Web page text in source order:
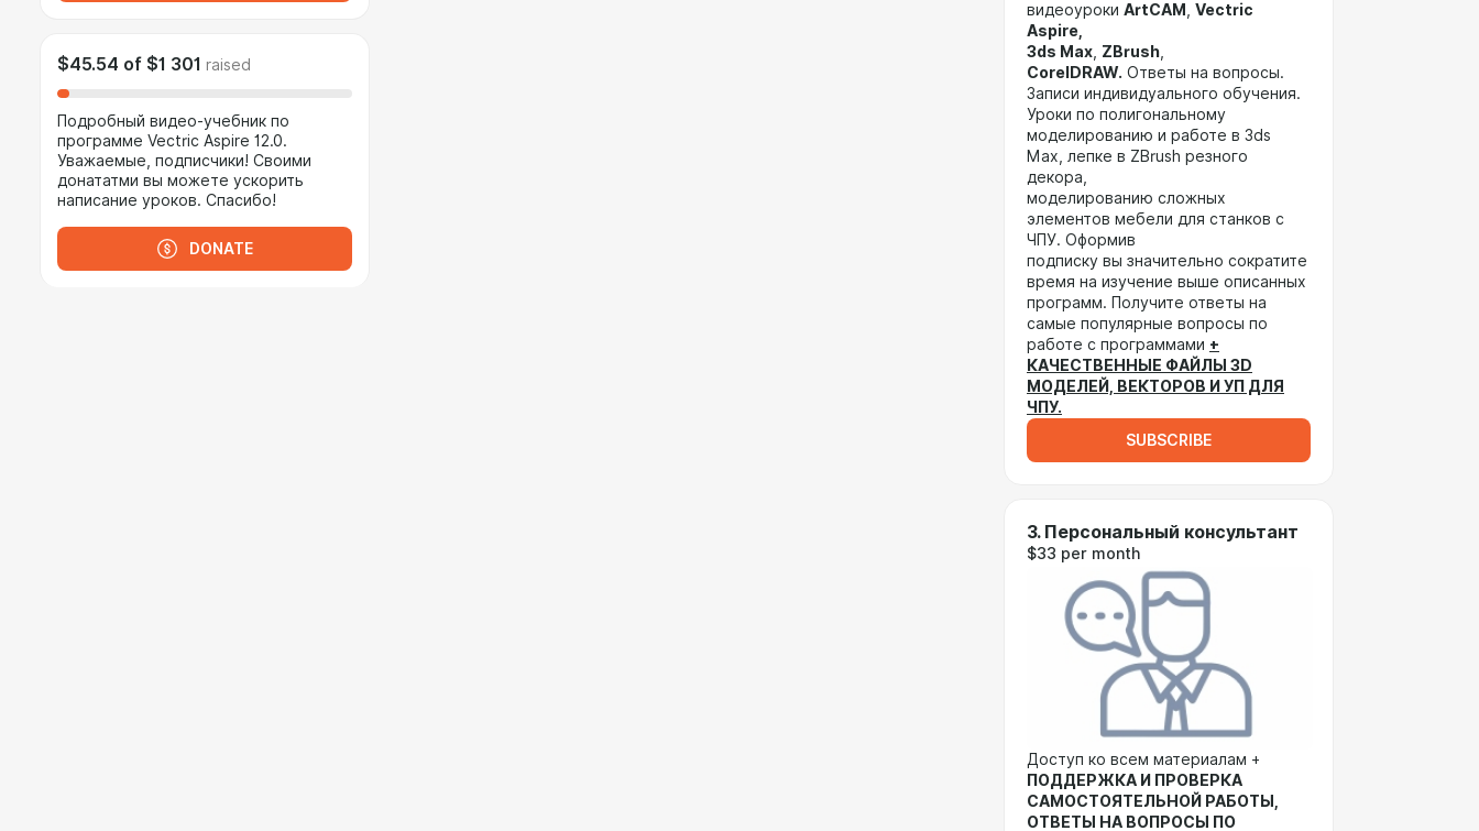
$45.54 of $1 301 raised
Подробный видео-учебник по
программе Vectric Aspire 12.0.
Уважаемые, подписчики! Своими
донататми вы можете ускорить
написание уроков. Спасибо!
DONATE
видеоуроки ArtCAM
Vectric
Aspire,
3ds Max ZBrush
CorelDRAW. Ответы на вопросы.
Записи индивидуального обучения.
Уроки по полигональному
моделированию и работе в 3ds
Max, лепке в ZBrush резного
декора,
моделированию сложных
элементов мебели для станков с
ЧПУ. Оформив
подписку вы значительно сократите
время на изучение выше описанных
программ. Получите ответы на
самые популярные вопросы по
работе с программами +
КАЧЕСТВЕННЫЕ ФАЙЛЫ 3D
МОДЕЛЕЙ, ВЕКТОРОВ И УП ДЛЯ
ЧПУ.
SUBSCRIBE
3. Персональный консультант
$33 per month
Доступ ко всем материалам +
ПОДДЕРЖКА И ПРОВЕРКА
САМОСТОЯТЕЛЬНОЙ РАБОТЫ,
ОТВЕТЫ НА ВОПРОСЫ ПО